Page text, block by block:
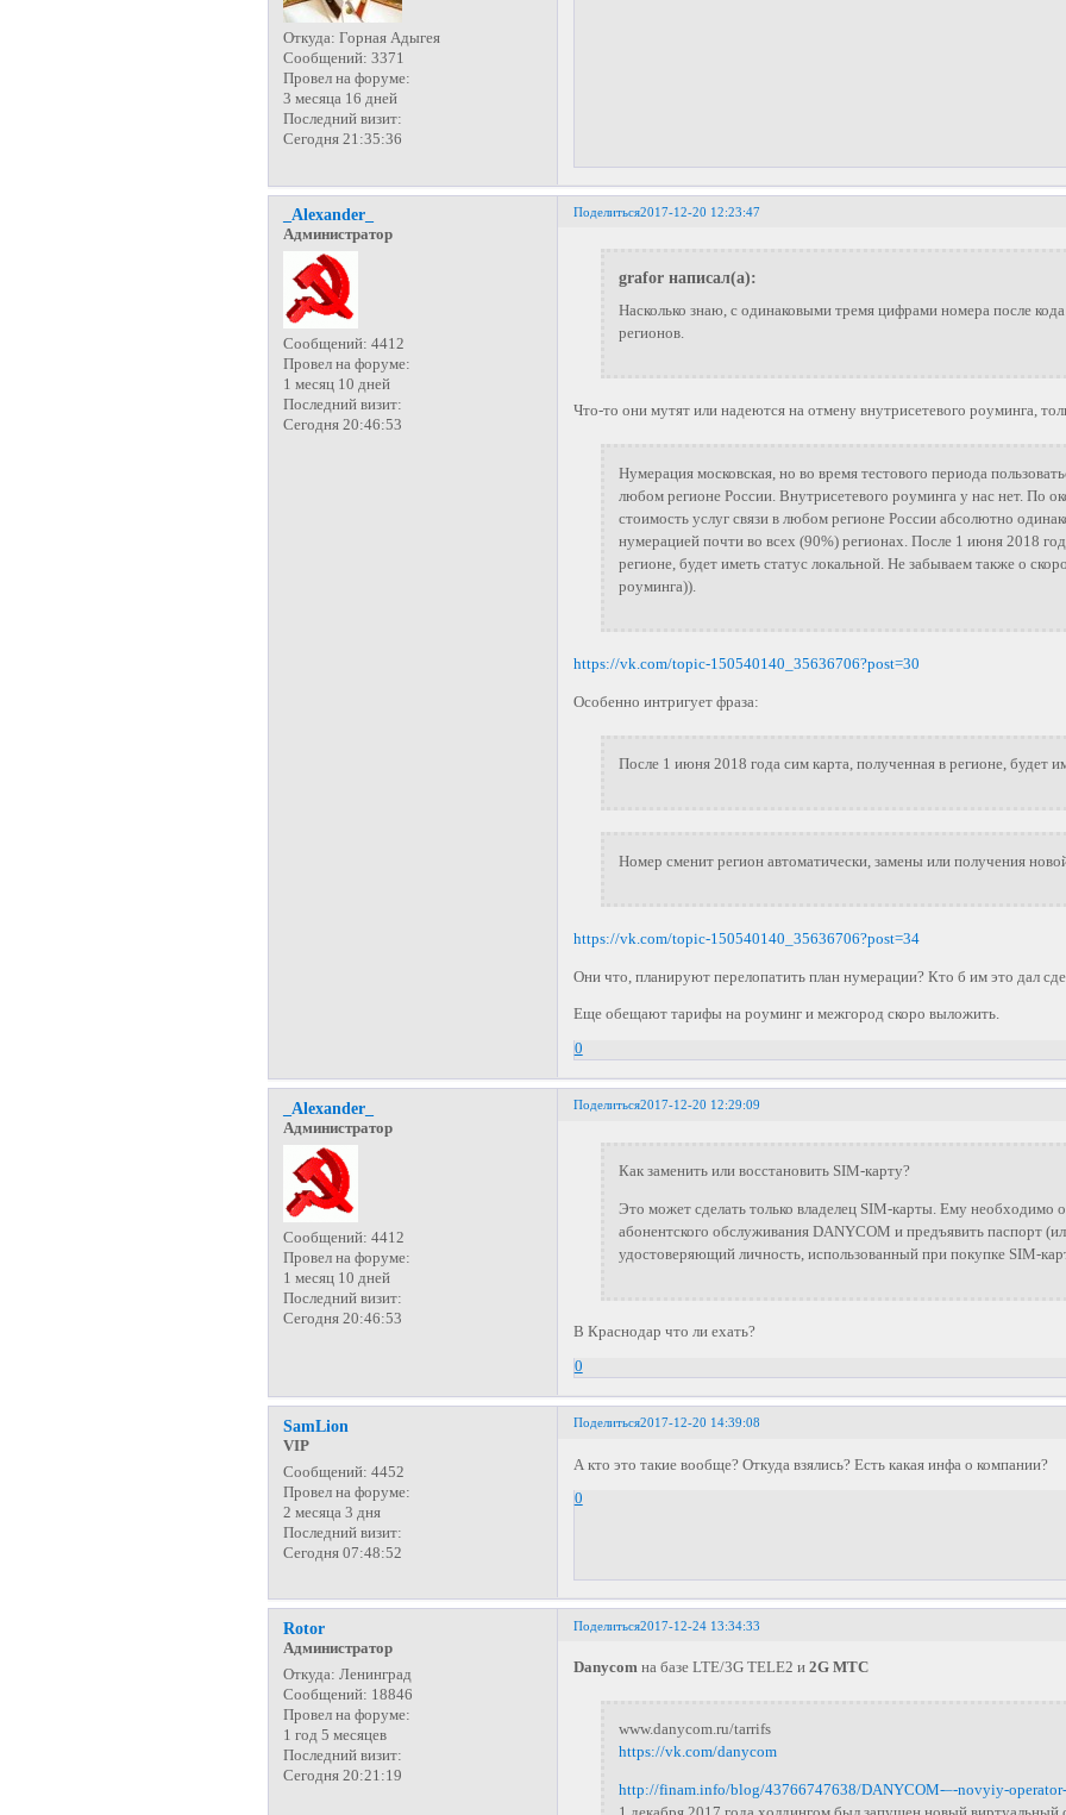
Откуда: Горная Адыгея
Сообщений: 3371
Провел на форуме:
3 месяца 16 дней
Последний визит:
Сегодня 21:35:36
Поделиться2017-12-20 12:23:47
_Alexander_
Администратор
Сообщений: 4412
Провел на форуме:
1 месяц 10 дней
Последний визит:
Сегодня 20:46:53
grafor написал(а):
Насколько знаю, с одинаковыми тремя цифрами номера после
регионов.
Что-то они мутят или надеются на отмену внутрисетевого роуминга,
Нумерация московская, но во время тестового периода
любом регионе России. Внутрисетевого роуминга у нас нет. По
стоимость услуг связи в любом регионе России абсолютно
нумерацией почти во всех (90%) регионах. После 1 июня 2018
регионе, будет иметь статус локальной. Не забываем также о
роуминга)).
https://vk.com/topic-150540140_35636706?post=30
Особенно интригует фраза:
После 1 июня 2018 года сим карта, полученная в регионе, будет
Номер сменит регион автоматически, замены или получения
https://vk.com/topic-150540140_35636706?post=34
Они что, планируют перелопатить план нумерации? Кто б им это дал
Еще обещают тарифы на роуминг и межгород скоро выложить.
0
Поделиться2017-12-20 12:29:09
_Alexander_
Администратор
Сообщений: 4412
Провел на форуме:
1 месяц 10 дней
Последний визит:
Сегодня 20:46:53
Как заменить или восстановить SIM-карту?
Это может сделать только владелец SIM-карты. Ему необходимо
абонентского обслуживания DANYCOM и предъявить паспорт
удостоверяющий личность, использованный при покупке SIM-
В Краснодар что ли ехать?
0
Поделиться2017-12-20 14:39:08
SamLion
VIP
Сообщений: 4452
Провел на форуме:
2 месяца 3 дня
Последний визит:
Сегодня 07:48:52
А кто это такие вообще? Откуда взялись? Есть какая инфа о компании?
0
Поделиться2017-12-24 13:34:33
Rotor
Администратор
Откуда: Ленинград
Сообщений: 18846
Провел на форуме:
1 год 5 месяцев
Последний визит:
Сегодня 20:21:19
Danycomна базе LTE/3G TELE2 и 2G МТС
www.danycom.ru/tarrifs
https://vk.com/danycom
http://finam.info/blog/43766747638/DANYCOM-–-novyiy-